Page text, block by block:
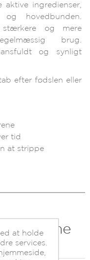
ingredienser,
hovedbunden.
og mere
brug.
og synligt
efter fødslen eller
tid
at strippe
denne
at holde
services.